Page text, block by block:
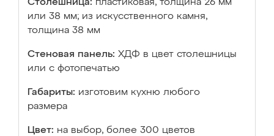
Столешница: пластиковая, толщина 26 мм
или 38 мм; из искусственного камня,
толщина 38 мм
Стеновая панель: ХДФ в цвет столешницы
или с фотопечатью
Габариты: изготовим кухню любого
размера
Цвет: на выбор, более 300 цветов